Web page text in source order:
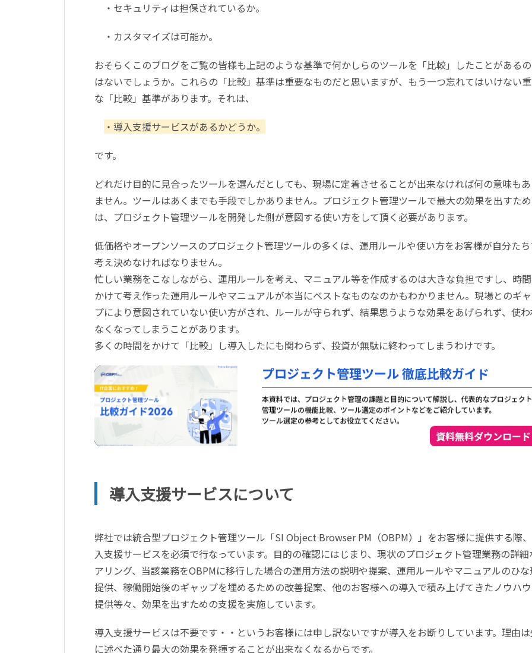
・セキュリティは担保されているか。
・カスタマイズは可能か。
おそらくこのブログをご覧の皆様も上記のような基準で何かしらのツールを「比較」したことがある
はないでしょうか。これらの「比較」基準は重要なものだと思いますが、もう一つ忘れてはいけない
な「比較」基準があります。それは、
・導入支援サービスがあるかどうか。
です。
どれだけ目的に見合ったツールを選んだとしても、現場に定着させることが出来なければ何の意味も
ません。ツールはあくまでも手段でしかありません。プロジェクト管理ツールで最大の効果を出すた
は、プロジェクト管理ツールを開発した側が意図する使い方をして頂く必要があります。
低価格やオープンソースのプロジェクト管理ツールの多くは、運用ルールや使い方をお客様が自分た
考え決めなければなりません。
忙しい業務をこなしながら、運用ルールを考え、マニュアル等を作成するのは大きな負担ですし、時
かけて考え作った運用ルールやマニュアルが本当にベストなものなのかもわかりません。現場とのギ
プにより意図されていない使い方がされ、ルールが守られず、結果思うような効果をあげられず、使
なくなってしまうことがあります。
多くの時間をかけて「比較」し導入したにも関わらず、投資が無駄に終わってしまうわけです。
導入支援サービスについて
弊社では統合型プロジェクト管理ツール「SI Object Browser PM（OBPM）」をお客様に提供する際
入支援サービスを必須で行なっています。目的の確認にはじまり、現状のプロジェクト管理業務の詳細
アリング、当該業務をOBPMに移行した場合の運用方法の説明や提案、運用ルールやマニュアルのひ
提供、稼働開始後のギャップを埋めるための改善提案、他のお客様への導入で積み上げてきたノウハ
提供等々、効果を出すための支援を実施しています。
導入支援サービスは不要です・・というお客様には申し訳ないですが導入をお断りしています。理由
に述べた通り最大の効果を発揮することが出来なくなるからです。